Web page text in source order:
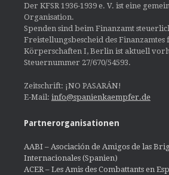
Der KFSR 1936-1939 e. V. ist eine
Organisation.
Spenden sind beim Finanzamt
Freistellungsbescheid des Finanzamtes
Körperschaften I, Berlin ist aktuell
Steuernummer 27/670/54593.
Zeitschrift: ¡NO PASARÁN!
E-Mail: info@spanienkaempfer.de
Partnerorganisationen
AABI – Asociación de Amigos de las
Internacionales (Spanien)
ACER – Les Amis des Combattants en